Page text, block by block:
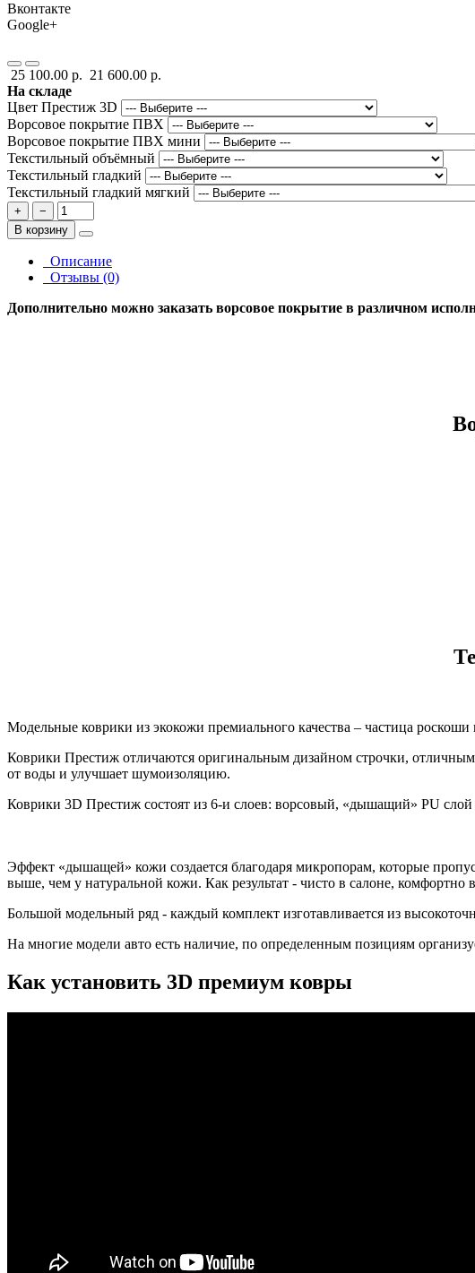
Вконтакте
Google+
25 100.00 р. 21 600.00 р.
На складе
Цвет Престиж 3D
Ворсовое покрытие ПВХ
Ворсовое покрытие ПВХ мини
Текстильный объёмный
Текстильный гладкий
Текстильный гладкий мягкий
+
−
В корзину
Описание
Отзывы (0)
Дополнительно можно заказать ворсовое покрытие в различном
Модельные коврики из экокожи премиального качества – частица роскоши
Коврики Престиж отличаются оригинальным дизайном строчки,
от воды и улучшает шумоизоляцию.
Коврики 3D Престиж состоят из 6-и слоев: ворсовый, «дышащий» PU
Эффект «дышащей» кожи создается благодаря микропорам, которые
выше, чем у натуральной кожи. Как результат - чисто в салоне, комфортно
Большой модельный ряд - каждый комплект изготавливается из
На многие модели авто есть наличие, по определенным позициям
Как установить 3D премиум ковры